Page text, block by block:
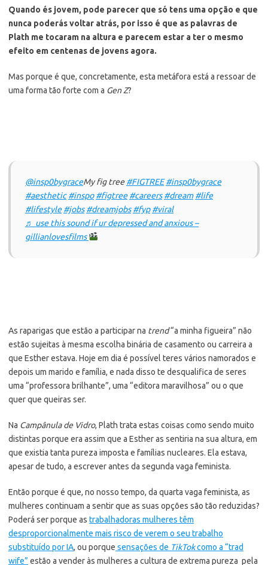
Quando és jovem, pode parecer que só tens uma opção e que
nunca poderás voltar atrás, por isso é que as palavras de
Plath me tocaram na altura e parecem estar a ter o mesmo
efeito em centenas de jovens agora.
Mas porque é que, concretamente, esta metáfora está a ressoar de
uma forma tão forte com a Gen Z?
@insp0bygraceMy fig tree#FIGTREE #insp0bygrace
#aesthetic #inspo #figtree #careers #dream #life
#lifestyle #jobs #dreamjobs #fyp #viral
♬ use this sound if ur depressed and anxious –
gillianlovesfilms
As raparigas que estão a participar na trend“a minha figueira” não
estão sujeitas à mesma escolha binária de casamento ou carreira a
que Esther estava. Hoje em dia é possível teres vários namorados e
depois um marido e família, e nada disso te desqualifica de seres
uma “professora brilhante”, uma “editora maravilhosa” ou o que
quer que queiras ser.
Na Campânula de Vidro, Plath trata estas coisas como sendo muito
distintas porque era assim que a Esther as sentiria na sua altura, em
que existia tanta pureza imposta e famílias nucleares. Ela estava,
apesar de tudo, a escrever antes da segunda vaga feminista.
Então porque é que, no nosso tempo, da quarta vaga feminista, as
mulheres continuam a sentir que as suas opções são tão reduzidas?
Poderá ser porque as trabalhadoras mulheres têm
desproporcionalmente mais risco de verem o seu trabalho
substituído por IA, ou porque sensações de TikTokcomo a “trad
wife” estão a vender às mulheres a cultura de extrema pureza pela